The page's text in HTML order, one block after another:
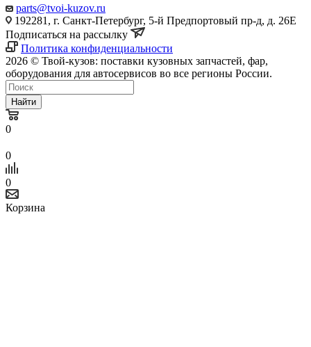
parts@tvoi-kuzov.ru
192281, г. Санкт-Петербург, 5-й Предпортовый пр-д, д. 26Е
Подписаться на рассылку
Политика конфиденциальности
2026 © Твой-кузов: поставки кузовных запчастей, фар,
оборудования для автосервисов во все регионы России.
Найти
0
0
0
Корзина